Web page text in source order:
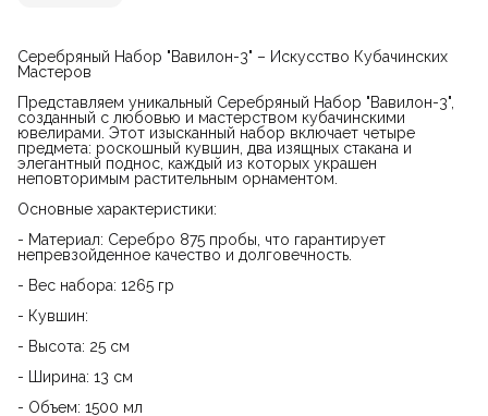
Серебряный Набор "Вавилон-3" – Искусство Кубачинских
Мастеров
Представляем уникальный Серебряный Набор "Вавилон-3",
созданный с любовью и мастерством кубачинскими
ювелирами. Этот изысканный набор включает четыре
предмета: роскошный кувшин, два изящных стакана и
элегантный поднос, каждый из которых украшен
неповторимым растительным орнаментом.
Основные характеристики:
- Материал: Серебро 875 пробы, что гарантирует
непревзойденное качество и долговечность.
- Вес набора: 1265 гр
- Кувшин:
- Высота: 25 см
- Ширина: 13 см
- Объем: 1500 мл